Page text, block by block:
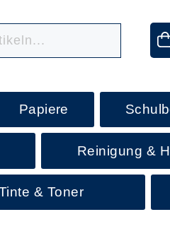
Papiere
Reinigung &
& Toner